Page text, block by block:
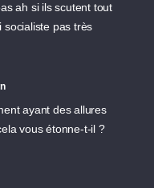
ah si ils scutent tout
socialiste pas très
ayant des allures
vous étonne-t-il ?